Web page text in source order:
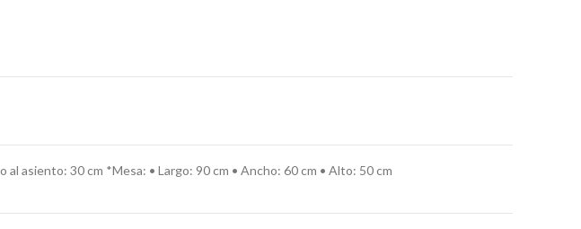
al asiento: 30 cm *Mesa: • Largo: 90 cm • Ancho: 60 cm • Alto: 50 cm